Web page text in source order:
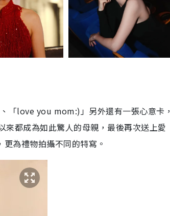
「love you mom:)」另外還有一張心意卡，
來都成為如此驚人的母親，最後再次送上愛
為禮物拍攝不同的特寫。